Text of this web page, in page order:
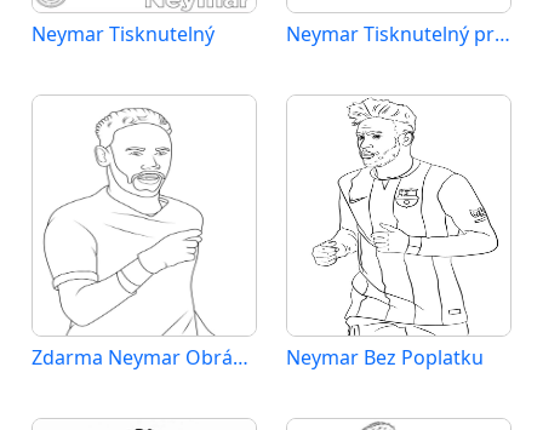
Neymar Tisknutelný Neymar Tisknutelný pro Děti
Zdarma Neymar Obrázek Neymar Bez Poplatku